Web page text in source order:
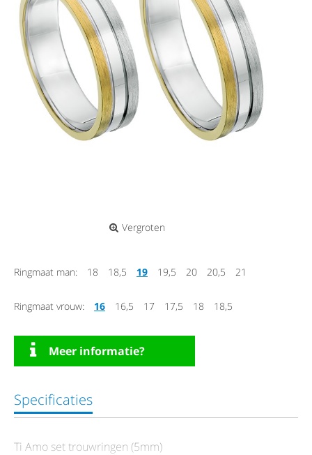
Vergroten
Ringmaat man: 18 18,5 19 19,5 20 20,5 21
Ringmaat vrouw: 16 16,5 17 17,5 18 18,5
Meer informatie?
Specificaties
Ti Amo set trouwringen (5mm)